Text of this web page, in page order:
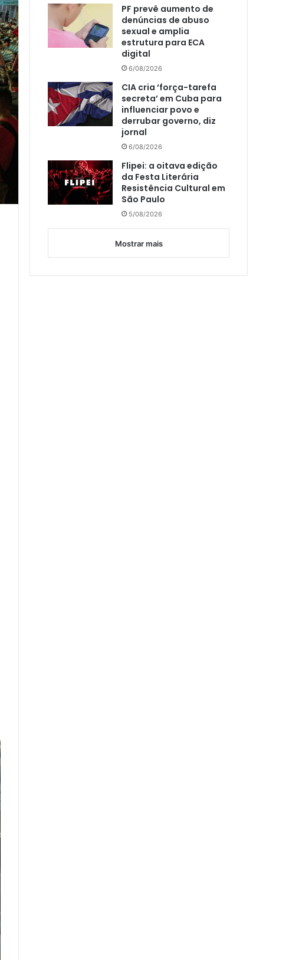
PF prevê aumento de
denúncias de abuso
sexual e amplia
estrutura para ECA
digital
6/08/2026
CIA cria ‘força-tarefa
secreta’ em Cuba para
influenciar povo e
derrubar governo, diz
jornal
6/08/2026
Flipei: a oitava edição
da Festa Literária
Resistência Cultural em
São Paulo
5/08/2026
Mostrar mais